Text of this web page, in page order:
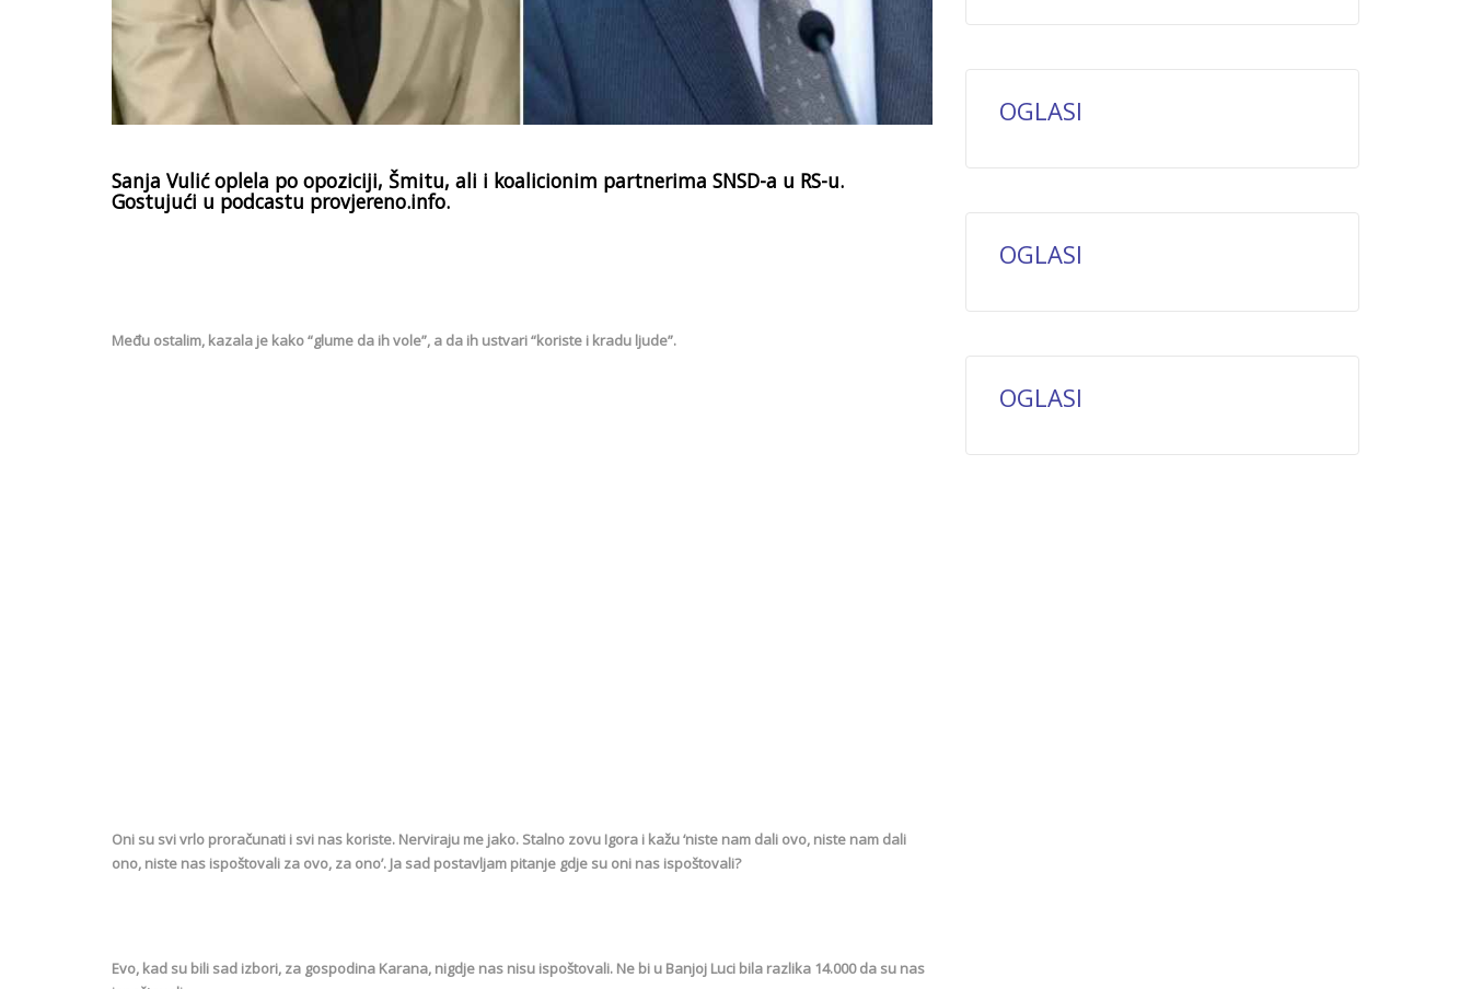
Sanja Vulić oplela po opoziciji, Šmitu, ali i koalicionim partnerima SNSD-a u RS-u.
Gostujući u podcastu provjereno.info.
Među ostalim, kazala je kako “glume da ih vole”, a da ih ustvari “koriste i kradu ljude”.
Oni su svi vrlo proračunati i svi nas koriste. Nerviraju me jako. Stalno zovu Igora i kažu ‘niste nam dali ovo, niste nam dali
ono, niste nas ispoštovali za ovo, za ono’. Ja sad postavljam pitanje gdje su oni nas ispoštovali?
Evo, kad su bili sad izbori, za gospodina Karana, nigdje nas nisu ispoštovali. Ne bi u Banjoj Luci bila razlika 14.000 da su nas
OGLASI
OGLASI
OGLASI